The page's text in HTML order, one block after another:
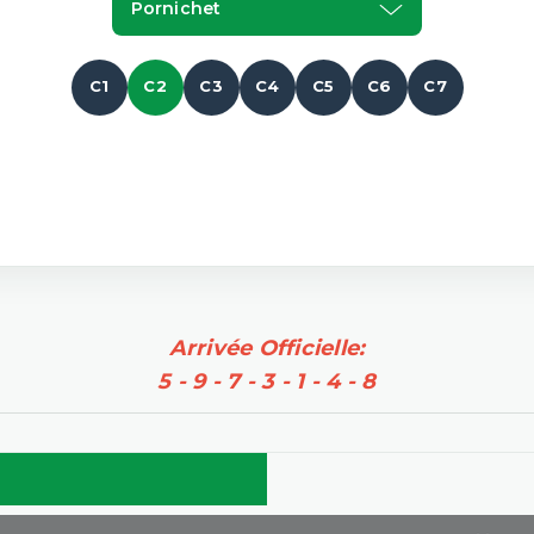
Pornichet
C1 C2 C3 C4 C5 C6 C7
Arrivée Officielle:
5 - 9 - 7 - 3 - 1 - 4 - 8